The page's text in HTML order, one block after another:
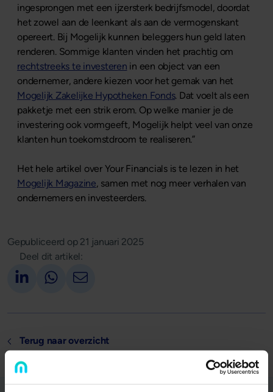
ingesprongen met een ijzersterk bedrijfsmodel, doordat
het zowel aan de leenkant als aan de vermogenskant
opereert. Bij Mogelijk kunnen beleggers hun geld laten
renderen. Sommige klanten vinden het prachtig om
rechtstreeks te investeren in een object van een
ondernemer, andere kiezen voor het gemak van het
Mogelijk Zakelijke Hypotheken Fonds. Dat voelt als een
pakketje met een strik erom. Op welke manier je de
investering ook vormgeeft, Mogelijk helpt veel van onze
klanten hun toekomstdroom te realiseren.”
Het hele artikel over Your Financials is te lezen in het
Mogelijk Magazine, samen met nog meer verhalen van
ondernemers en investeerders.
Gepubliceerd op 21 januari 2025
Deel dit artikel:
Deel op LinkedIn
Deel via Whatsapp
Deel via email
Terug naar overzicht